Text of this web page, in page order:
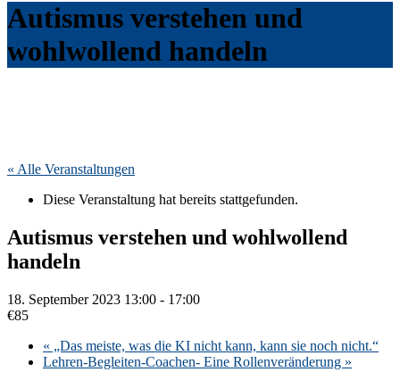
Autismus verstehen und
wohlwollend handeln
« Alle Veranstaltungen
Diese Veranstaltung hat bereits stattgefunden.
Autismus verstehen und wohlwollend
handeln
18. September 2023 13:00 - 17:00
€85
« „Das meiste, was die KI nicht kann, kann sie noch nicht.“
Lehren-Begleiten-Coachen- Eine Rollenveränderung »